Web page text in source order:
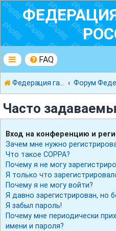
FAQ
Федерация гандбола России
Часто
Вход на конференцию и
Зачем мне нужно
Что такое COPPA?
Почему я не могу
Я только что
Почему я не могу войти?
Я давно зарегистрирован, но
Я забыл пароль!
Почему мне периодически
имени и пароля?